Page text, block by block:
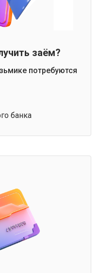
заём?
потребуются
банка